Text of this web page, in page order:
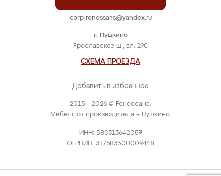
2015 - 2026 © Ренессанс.
Мебель от производителя в Пушкино.
ИНН: 580313642057
ОГРНИП: 317583500009448
г. Пушкино
Ярославское ш., вл. 190
СХЕМА ПРОЕЗДА
Добавить в избранное
corp-renessans@yandex.ru